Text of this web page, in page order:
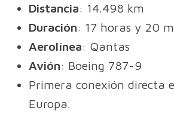
Distancia: 14.498 km
Duración: 17 horas y 20
Aerolínea: Qantas
Avión: Boeing 787-9
Primera conexión directa
Europa.